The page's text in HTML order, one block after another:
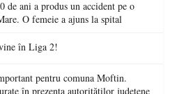
ani a produs un accident pe o
O femeie a ajuns la spital
în Liga 2!
pentru comuna Moftin.
în prezența autorităților județene